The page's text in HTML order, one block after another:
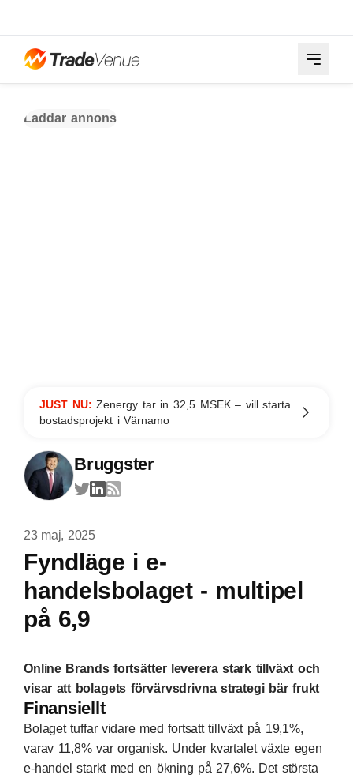
Laddar annons
JUST NU:Zenergy tar in 32,5 MSEK – vill starta
bostadsprojekt i Värnamo
Bruggster
23 maj, 2025
Fyndläge i e-
handelsbolaget - multipel
på 6,9
Online Brands fortsätter leverera stark tillväxt och
visar att bolagets förvärvsdrivna strategi bär frukt
Finansiellt
Bolaget tuffar vidare med fortsatt tillväxt på 19,1%,
varav 11,8% var organisk. Under kvartalet växte egen
e-handel starkt med en ökning på 27,6%. Det största